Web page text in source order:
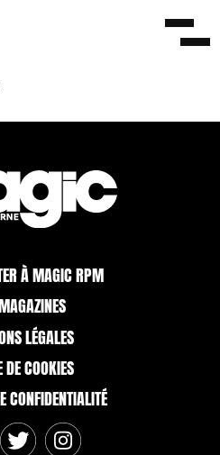
À MAGIC RPM
LÉGALES
DE COOKIES
CONFIDENTIALITÉ